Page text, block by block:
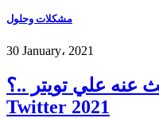
مشكلات وحلول
30 January، 2021
علي تويتر ..؟ –
Twitter 2021